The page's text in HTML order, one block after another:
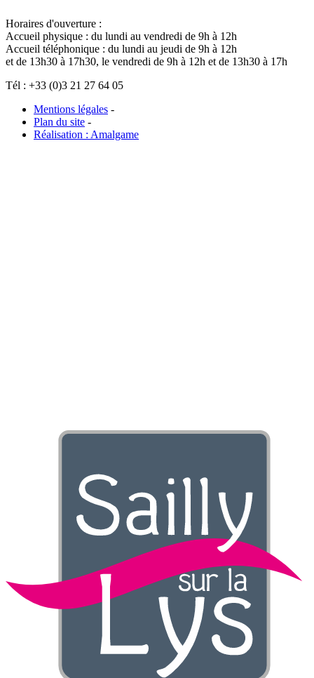
Horaires d'ouverture :
Accueil physique : du lundi au vendredi de 9h à 12h
Accueil téléphonique : du lundi au jeudi de 9h à 12h
et de 13h30 à 17h30, le vendredi de 9h à 12h et de 13h30 à 17h
Tél : +33 (0)3 21 27 64 05
Mentions légales -
Plan du site -
Réalisation : Amalgame